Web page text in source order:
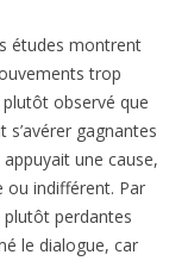
études montrent
trop
observé que
gagnantes
une cause,
ou indifférent. Par
plutôt perdantes
le dialogue, car